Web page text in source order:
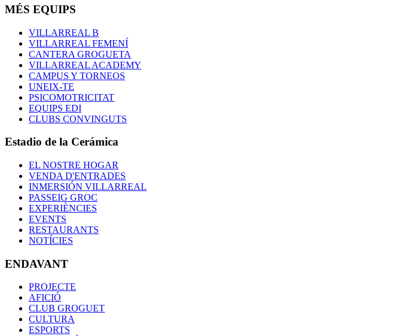
MÉS EQUIPS
VILLARREAL B
VILLARREAL FEMENÍ
CANTERA GROGUETA
VILLARREAL ACADEMY
CAMPUS Y TORNEOS
UNEIX-TE
PSICOMOTRICITAT
EQUIPS EDI
CLUBS CONVINGUTS
Estadio de la Cerámica
EL NOSTRE HOGAR
VENDA D'ENTRADES
INMERSIÓN VILLARREAL
PASSEIG GROC
EXPERIÈNCIES
EVENTS
RESTAURANTS
NOTÍCIES
ENDAVANT
PROJECTE
AFICIÓ
CLUB GROGUET
CULTURA
ESPORTS